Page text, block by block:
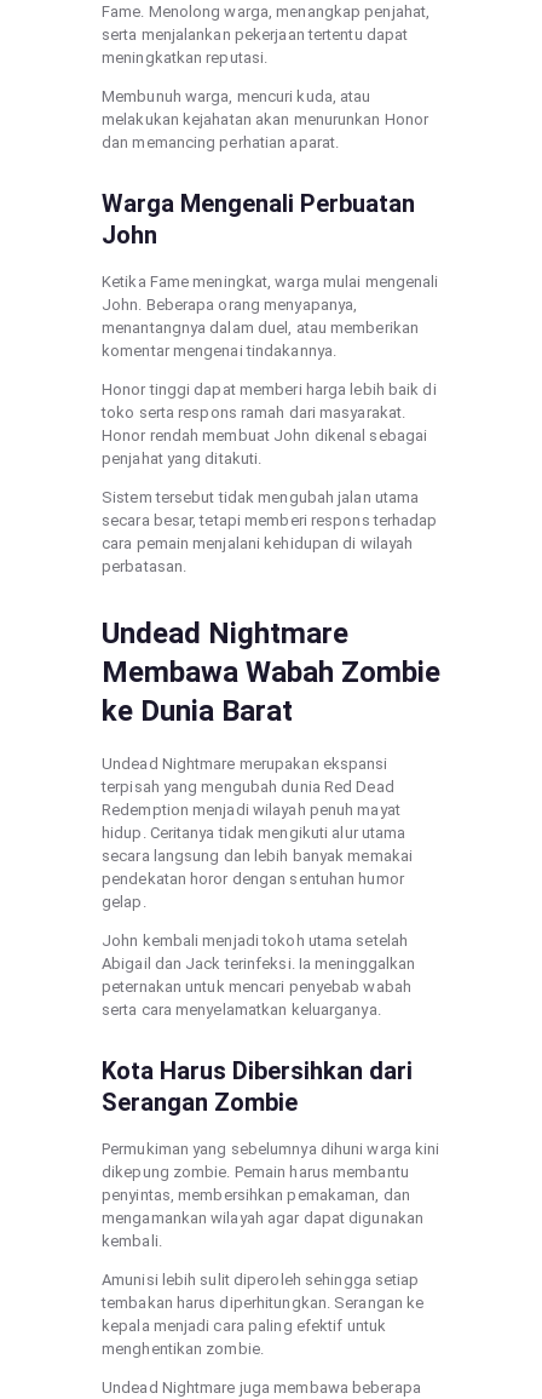
Fame. Menolong warga, menangkap penjahat,
serta menjalankan pekerjaan tertentu dapat
meningkatkan reputasi.
Membunuh warga, mencuri kuda, atau
melakukan kejahatan akan menurunkan Honor
dan memancing perhatian aparat.
Warga Mengenali Perbuatan
John
Ketika Fame meningkat, warga mulai mengenali
John. Beberapa orang menyapanya,
menantangnya dalam duel, atau memberikan
komentar mengenai tindakannya.
Honor tinggi dapat memberi harga lebih baik di
toko serta respons ramah dari masyarakat.
Honor rendah membuat John dikenal sebagai
penjahat yang ditakuti.
Sistem tersebut tidak mengubah jalan utama
secara besar, tetapi memberi respons terhadap
cara pemain menjalani kehidupan di wilayah
perbatasan.
Undead Nightmare
Membawa Wabah Zombie
ke Dunia Barat
Undead Nightmare merupakan ekspansi
terpisah yang mengubah dunia Red Dead
Redemption menjadi wilayah penuh mayat
hidup. Ceritanya tidak mengikuti alur utama
secara langsung dan lebih banyak memakai
pendekatan horor dengan sentuhan humor
gelap.
John kembali menjadi tokoh utama setelah
Abigail dan Jack terinfeksi. Ia meninggalkan
peternakan untuk mencari penyebab wabah
serta cara menyelamatkan keluarganya.
Kota Harus Dibersihkan dari
Serangan Zombie
Permukiman yang sebelumnya dihuni warga kini
dikepung zombie. Pemain harus membantu
penyintas, membersihkan pemakaman, dan
mengamankan wilayah agar dapat digunakan
kembali.
Amunisi lebih sulit diperoleh sehingga setiap
tembakan harus diperhitungkan. Serangan ke
kepala menjadi cara paling efektif untuk
menghentikan zombie.
Undead Nightmare juga membawa beberapa